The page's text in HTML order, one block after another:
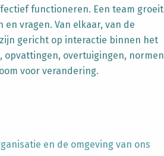
functioneren. Een team groeit
vragen. Van elkaar, van de
gericht op interactie binnen het
overtuigingen, normen
voor verandering.
en de omgeving van ons